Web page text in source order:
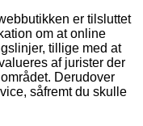
er tilsluttet
om at online
tillige med at
af jurister der
Derudover
såfremt du skulle